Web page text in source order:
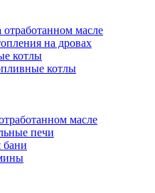
масле
на дровах
котлы
котлы
масле
печи
бани